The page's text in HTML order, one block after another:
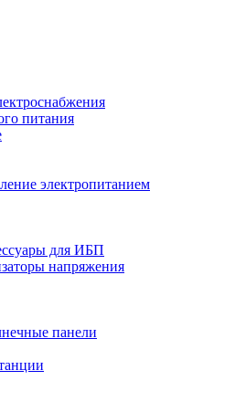
питания
электропитанием
для ИБП
напряжения
панели